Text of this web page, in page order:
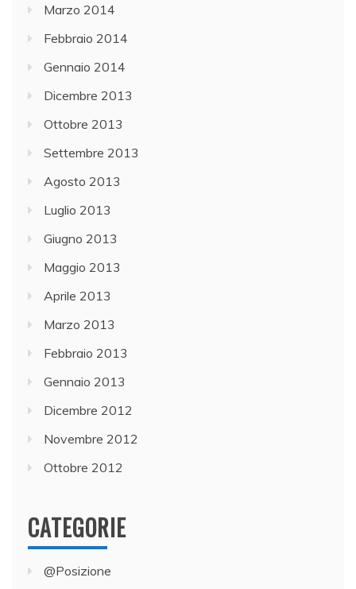
Marzo 2014
Febbraio 2014
Gennaio 2014
Dicembre 2013
Ottobre 2013
Settembre 2013
Agosto 2013
Luglio 2013
Giugno 2013
Maggio 2013
Aprile 2013
Marzo 2013
Febbraio 2013
Gennaio 2013
Dicembre 2012
Novembre 2012
Ottobre 2012
CATEGORIE
@Posizione